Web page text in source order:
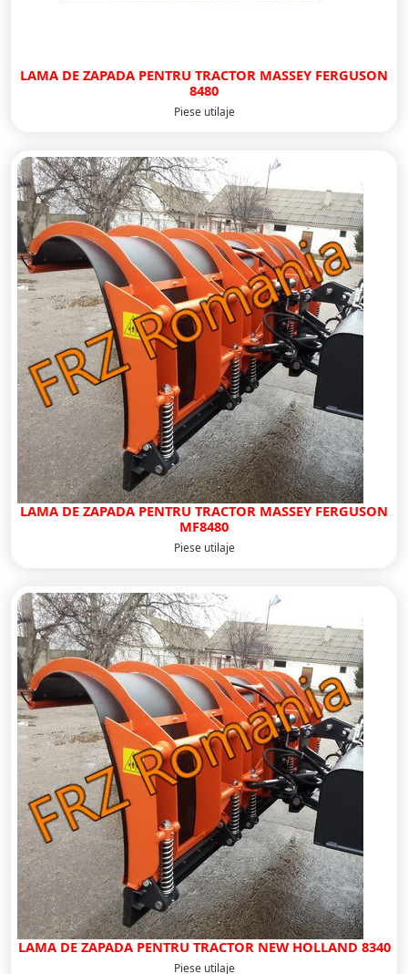
LAMA DE ZAPADA PENTRU TRACTOR MASSEY FERGUSON
8480
Piese utilaje
LAMA DE ZAPADA PENTRU TRACTOR MASSEY FERGUSON
MF8480
Piese utilaje
LAMA DE ZAPADA PENTRU TRACTOR NEW HOLLAND 8340
Piese utilaje